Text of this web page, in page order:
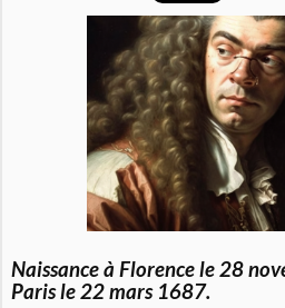
Naissance à Florence le 28
Paris le 22 mars 1687.